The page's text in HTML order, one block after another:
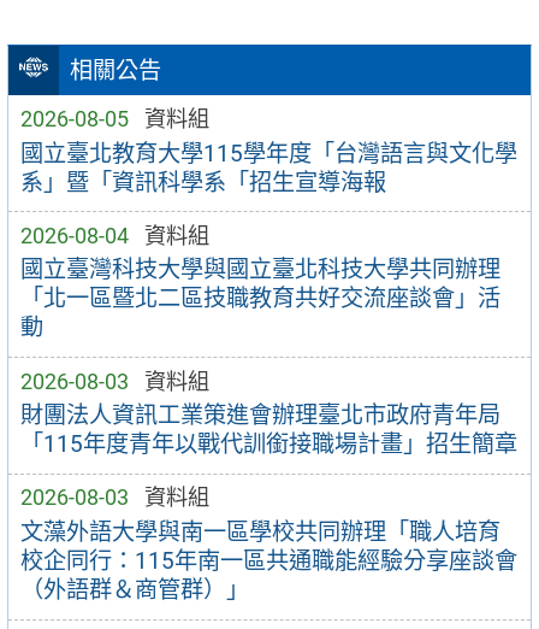
相關公告
2026-08-05 資料組
國立臺北教育大學115學年度「台灣語言與文化學
系」暨「資訊科學系「招生宣導海報
2026-08-04 資料組
國立臺灣科技大學與國立臺北科技大學共同辦理
「北一區暨北二區技職教育共好交流座談會」活
動
2026-08-03 資料組
財團法人資訊工業策進會辦理臺北市政府青年局
「115年度青年以戰代訓銜接職場計畫」招生簡章
2026-08-03 資料組
文藻外語大學與南一區學校共同辦理「職人培育
校企同行：115年南一區共通職能經驗分享座談會
（外語群＆商管群）」